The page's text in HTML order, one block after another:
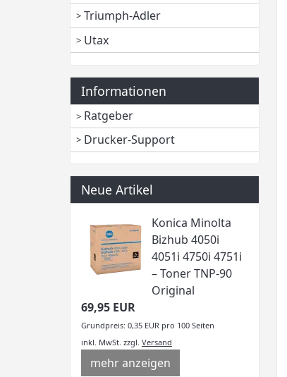
Triumph-Adler
Utax
Informationen
Ratgeber
Drucker-Support
Neue Artikel
Konica Minolta
Bizhub 4050i
4051i 4750i 4751i
– Toner TNP-90
Original
69,95 EUR
Grundpreis: 0,35 EUR pro 100 Seiten
inkl. MwSt. zzgl. Versand
mehr anzeigen